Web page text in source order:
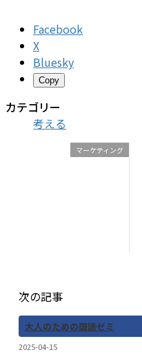
Facebook
X
Bluesky
Copy
カテゴリー
考える
マーケティング
次の記事
大人のための国語ゼミ
2025-04-15